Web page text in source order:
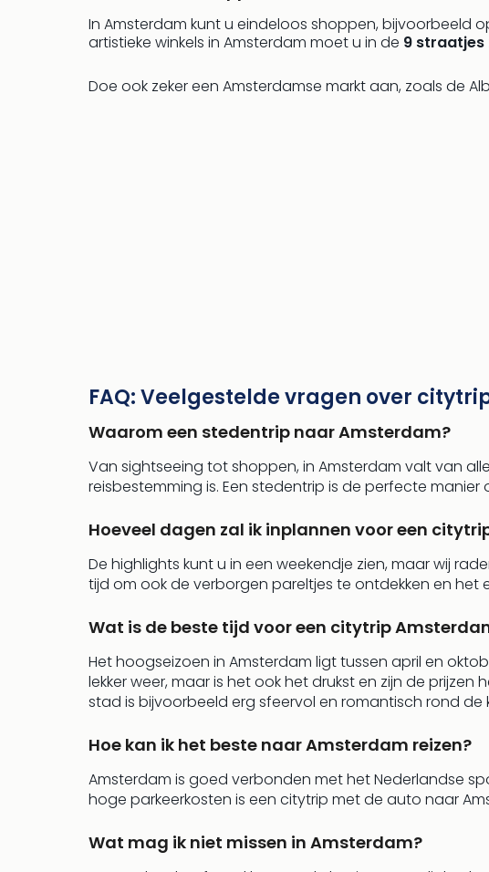
In Amsterdam kunt u eindeloos shoppen, bijvoorbeeld
artistieke winkels in Amsterdam moet u in de 9 straatjes
Doe ook zeker een Amsterdamse markt aan, zoals de
FAQ: Veelgestelde vragen over
Waarom een stedentrip naar Amsterdam?
Van sightseeing tot shoppen, in Amsterdam valt van
reisbestemming is. Een stedentrip is de perfecte manier
Hoeveel dagen zal ik inplannen voor een
De highlights kunt u in een weekendje zien, maar wij
tijd om ook de verborgen pareltjes te ontdekken en het
Wat is de beste tijd voor een citytrip
Het hoogseizoen in Amsterdam ligt tussen april en
lekker weer, maar is het ook het drukst en zijn de
stad is bijvoorbeeld erg sfeervol en romantisch rond de
Hoe kan ik het beste naar Amsterdam reizen?
Amsterdam is goed verbonden met het Nederlandse
hoge parkeerkosten is een citytrip met de auto naar
Wat mag ik niet missen in Amsterdam?